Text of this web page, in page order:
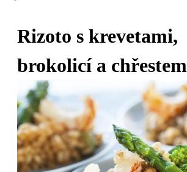
Rizoto s krevetami,
brokolicí a chřestem